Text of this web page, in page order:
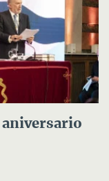
aniversario